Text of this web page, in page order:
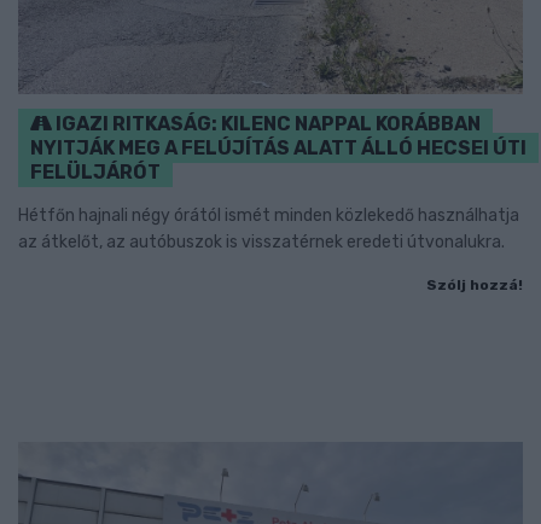
IGAZI RITKASÁG: KILENC NAPPAL KORÁBBAN
NYITJÁK MEG A FELÚJÍTÁS ALATT ÁLLÓ HECSEI ÚTI
FELÜLJÁRÓT
Hétfőn hajnali négy órától ismét minden közlekedő használhatja
az átkelőt, az autóbuszok is visszatérnek eredeti útvonalukra.
Szólj hozzá!